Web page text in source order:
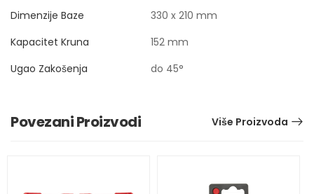
Dimenzije Baze
330 x 210 mm
Kapacitet Kruna
152 mm
Ugao Zakošenja
do 45°
Povezani Proizvodi Više Proizvoda